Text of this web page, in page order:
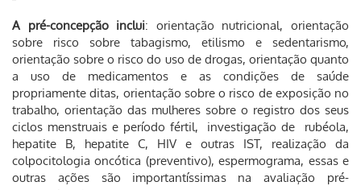
A pré-concepção inclui: orientação nutricional, orientação
sobre risco sobre tabagismo, etilismo e sedentarismo,
orientação sobre o risco do uso de drogas, orientação quanto
a uso de medicamentos e as condições de saúde
propriamente ditas, orientação sobre o risco de exposição no
trabalho, orientação das mulheres sobre o registro dos seus
ciclos menstruais e período fértil, investigação de rubéola,
hepatite B, hepatite C, HIV e outras IST, realização da
colpocitologia oncótica (preventivo), espermograma, essas e
outras ações são importantíssimas na avaliação pré-